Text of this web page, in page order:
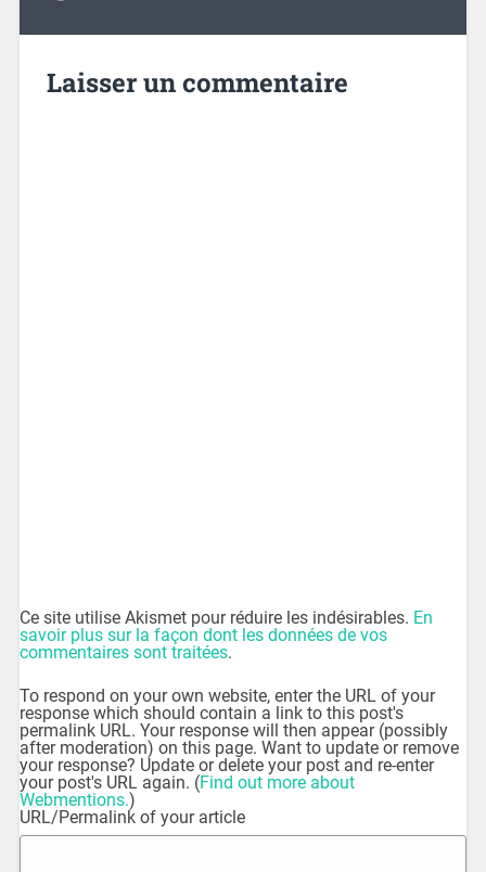
Laisser un commentaire
Ce site utilise Akismet pour réduire les indésirables. En
savoir plus sur la façon dont les données de vos
commentaires sont traitées.
To respond on your own website, enter the URL of your
response which should contain a link to this post's
permalink URL. Your response will then appear (possibly
after moderation) on this page. Want to update or remove
your response? Update or delete your post and re-enter
your post's URL again. (Find out more about
Webmentions.)
URL/Permalink of your article